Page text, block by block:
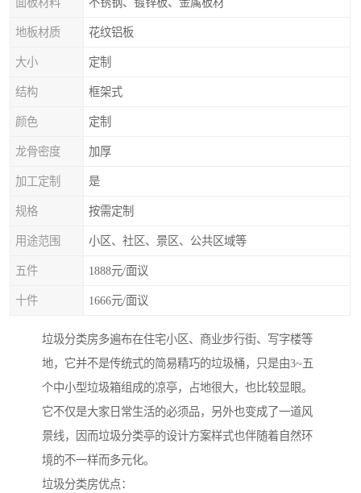
地板材质 花纹铝板
大小 定制
结构 框架式
颜色 定制
龙骨密度 加厚
加工定制 是
规格 按需定制
用途范围 小区、社区、景区、公共区域等
五件 1888元/面议
十件 1666元/面议
垃圾分类房多遍布在住宅小区、商业步行街、写字楼等
地，它并不是传统式的简易精巧的垃圾桶，只是由3~五
个中小型垃圾箱组成的凉亭，占地很大，也比较显眼。
它不仅是大家日常生活的必须品，另外也变成了一道风
景线，因而垃圾分类亭的设计方案样式也伴随着自然环
境的不一样而多元化。
垃圾分类房优点：